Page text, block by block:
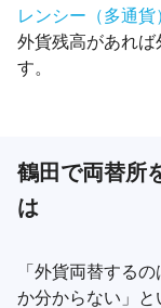
レンシー（多通貨
外貨残高があれば
す。
鶴田で両替所
は
「外貨両替する
か分からない」